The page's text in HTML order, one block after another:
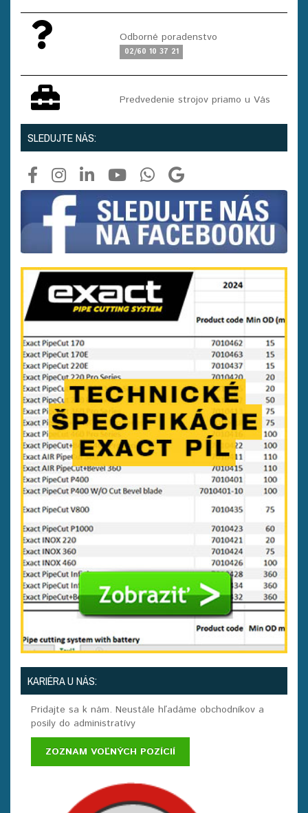
Odborné poradenstvo
02/60 10 37 21
Predvedenie strojov priamo u Vás
SLEDUJTE NÁS:
KARIÉRA U NÁS:
Pridajte sa k nám. Neustále hľadáme obchodníkov a
posily do administratívy
ZOZNAM VOĽNÝCH POZÍCIÍ